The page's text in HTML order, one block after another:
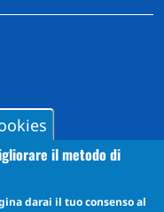
il metodo di
darai il tuo consenso al